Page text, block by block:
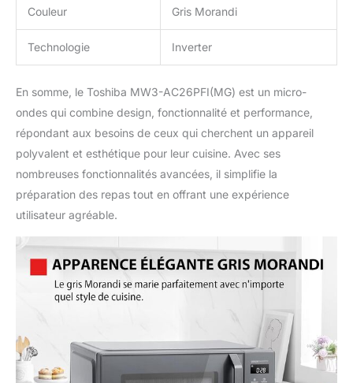
offrant une cuisson
vous ; Micro-ondes,
Menu Automatique de
Friture à Air, Convection,
en un.
Couleur Gris Morandi
Technologie Inverter
En somme, le Toshiba MW3-AC26PFI(MG) est un micro-
ondes qui combine design, fonctionnalité et performance,
répondant aux besoins de ceux qui cherchent un appareil
polyvalent et esthétique pour leur cuisine. Avec ses
nombreuses fonctionnalités avancées, il simplifie la
préparation des repas tout en offrant une expérience
utilisateur agréable.